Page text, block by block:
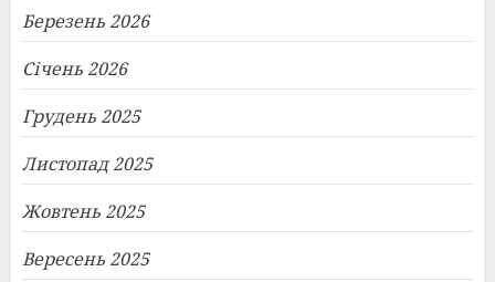
Березень 2026
Січень 2026
Грудень 2025
Листопад 2025
Жовтень 2025
Вересень 2025